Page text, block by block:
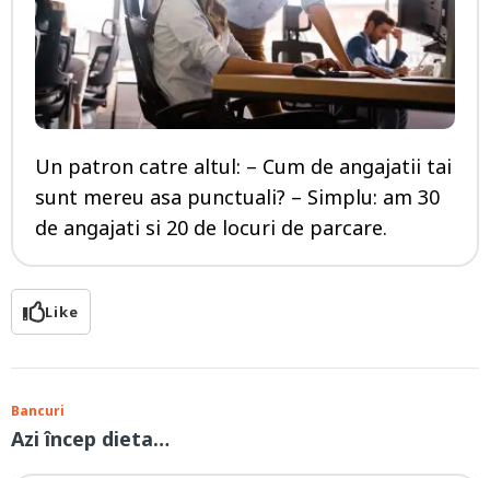
Un patron catre altul: – Cum de angajatii tai
sunt mereu asa punctuali? – Simplu: am 30
de angajati si 20 de locuri de parcare.
Like
Bancuri
Azi încep dieta…